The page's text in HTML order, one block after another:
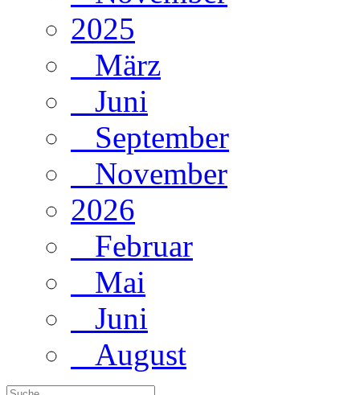
2025
März
Juni
September
November
2026
Februar
Mai
Juni
August